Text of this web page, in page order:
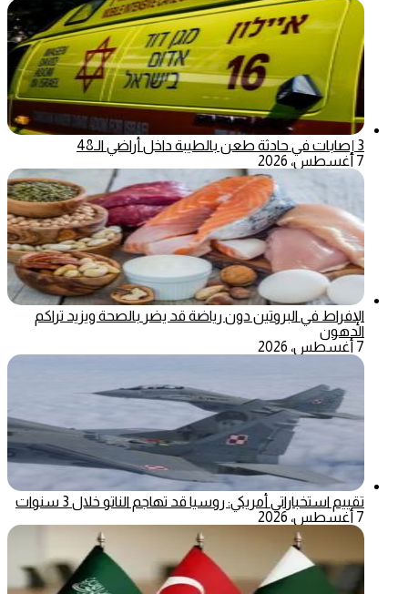
3 إصابات في حادثة طعن بالطيبة داخل أراضي الـ48
7 أغسطس، 2026
الإفراط في البروتين دون رياضة قد يضر بالصحة ويزيد تراكم
الدهون
7 أغسطس، 2026
تقييم استخباراتي أمريكي: روسيا قد تهاجم الناتو خلال 3 سنوات
7 أغسطس، 2026